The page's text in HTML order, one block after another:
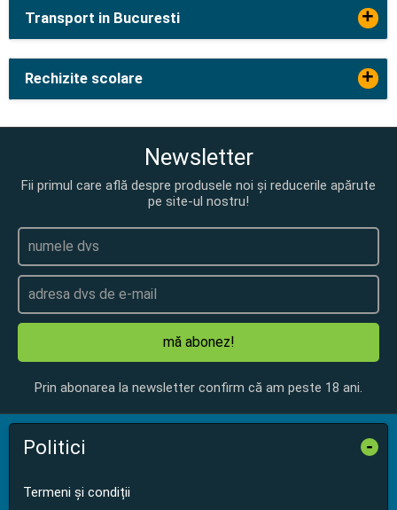
Transport in Bucuresti +
Rechizite scolare +
Newsletter
Fii primul care află despre produsele noi și reducerile apărute
pe site-ul nostru!
mă abonez!
Prin abonarea la newsletter confirm că am peste 18 ani.
Politici -
Termeni și condiții